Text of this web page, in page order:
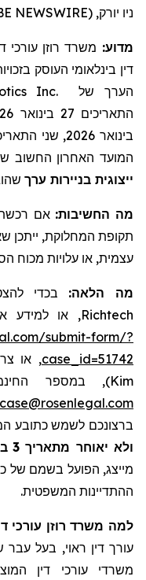
ניו יורק, March 14, 2026 (GLOBE NEWSWIRE) --
מדוע: משרד רוזן עורכי
דין בינלאומי העוסק
הערךשל Inc.
התאריכים 27 בינואר
בינואר 2026
, שני
המועד האחרון החשוב
ייצוגית בניירות ערך
מה החשיבות: אם
תקופת המחלוקת, ייתכן
עצמית, או עלויות מכוח
מה הלאה: בכדי
Richtech, או למידע
submit-form/?
case_id=51742, או
Kim
), במספר החינמי 866-767-3653,
case@rosenlegal.com
ברצונכם לשמש כתובע
ולא יאוחר מתאריך 3
מייצג, הפועל בשמם של
ההתדיינות המשפטית.
למה משרד רוזן עורכי
עורך דין ראוי, בעל עבר
משרדי עורכי דין